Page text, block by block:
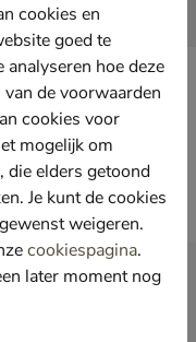
Rebound V6 Mid
- rood
cookies en
goed te
hoe deze
de voorwaarden
cookies voor
mogelijk om
die elders getoond
Je kunt de cookies
weigeren.
cookiespagina.
later moment nog